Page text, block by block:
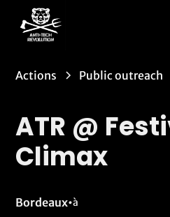
Actions Public outreach
ATR @
Climax
Bordeaux•à